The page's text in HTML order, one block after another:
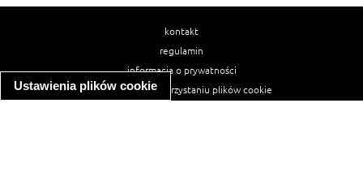
Ustawienia plików cookie
kontakt
regulamin
informacja o prywatności
informacja o wykorzystaniu plików cookie